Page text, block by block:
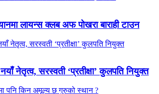
लायन्स क्लब अफ पोखरा बाराही टाउन
नयाँ नेतृत्व, सरस्वती ‘प्रतीक्षा’ कुलपति नियुक्त